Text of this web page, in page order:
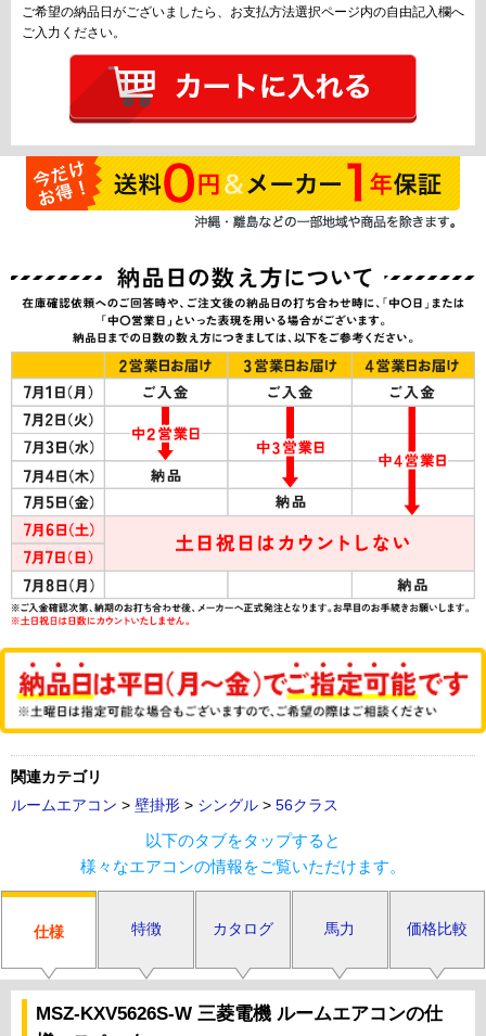
ご希望の納品日がございましたら、お支払方法選択ページ内の自由記入欄へ
ご入力ください。
関連カテゴリ
ルームエアコン > 壁掛形 > シングル > 56クラス
以下のタブをタップすると
様々なエアコンの情報をご覧いただけます。
仕様 特徴 カタログ 馬力 価格比較
MSZ-KXV5626S-W 三菱電機 ルームエアコンの仕